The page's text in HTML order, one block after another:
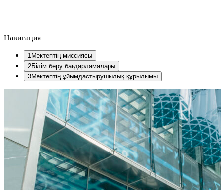
Навигация
1Мектептің миссиясы
2Білім беру бағдарламалары
3Мектептің ұйымдастырушылық құрылымы